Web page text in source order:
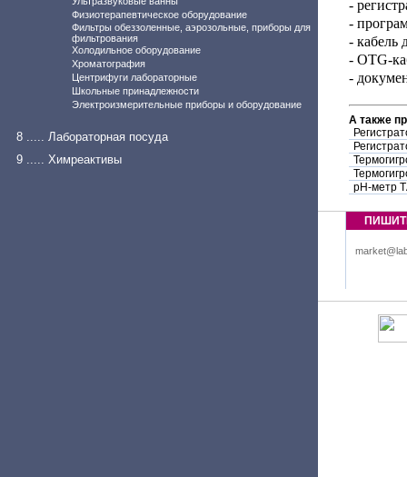
Физиотерапевтическое оборудование
Фильтры обеззоленные, аэрозольные, приборы для
фильтрования
Холодильное оборудование
Хроматография
Центрифуги лабораторные
Школьные принадлежности
Электроизмерительные приборы и оборудование
8 ..... Лабораторная посуда
9 ..... Химреактивы
-
-
- кабель
- OTG-
-
А также
pH-метр